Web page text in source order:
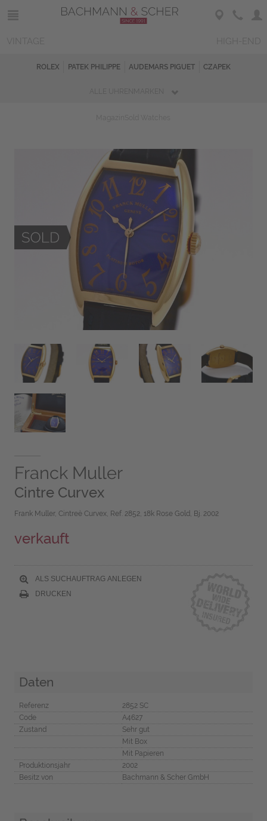
ROLEX PATEK PHILIPPE AUDEMARS PIGUET CZAPEK
Franck Muller
Cintre Curvex
Frank Muller, Cintreè Curvex, Ref. 2852, 18k Rose Gold, Bj. 2002
verkauft
ALS SUCHAUFTRAG ANLEGEN
DRUCKEN
Daten
Referenz
2852 SC
Code
A4627
Zustand
Sehr gut
Mit Box
Mit Papieren
Produktionsjahr
2002
Besitz von
Bachmann & Scher GmbH